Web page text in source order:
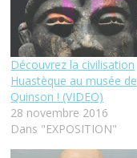
Découvrez la civilisation
Huastèque au musée de
Quinson ! (VIDEO)
28 novembre 2016
Dans "EXPOSITION"